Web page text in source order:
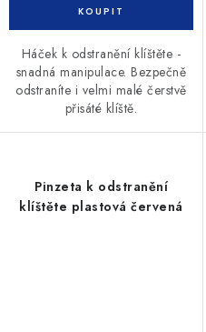
Háček k odstranění klíštěte -
snadná manipulace. Bezpečně
odstraníte i velmi malé čerstvě
přisáté klíště.
Pinzeta k odstranění
klíštěte plastová červená